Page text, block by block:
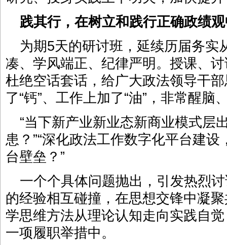
践其行，在树立和践行正确政绩
为期5天的研讨班，延续历届务实
凑、学风端正、纪律严明。授课、
杜绝空话套话，给广大政法领导干
了“钙”、工作上加了“油”，非常醒脑
“当下新产业新业态新商业模式层
患？”“深化政法工作数字化平台建
台壁垒？”
一个个具体问题抛出，引发热烈
的经验相互碰撞，在思想交锋中凝
学思维方法从理论认知走向实践自
一项履职举措中。